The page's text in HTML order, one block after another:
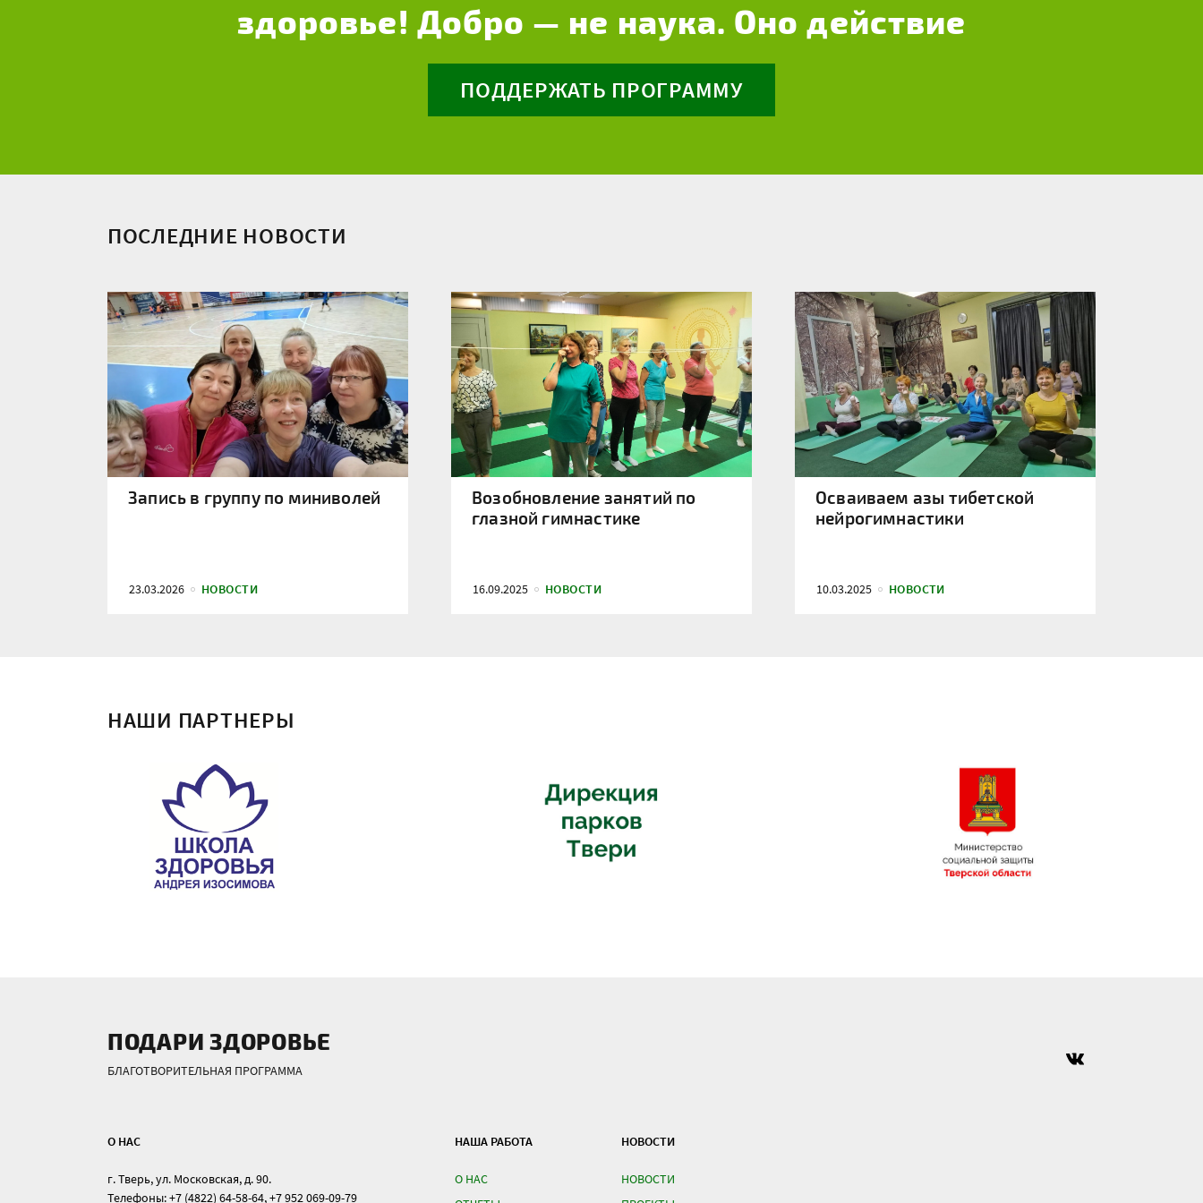
здоровье! Добро — не наука. Оно действие
ПОДДЕРЖАТЬ ПРОГРАММУ
ПОСЛЕДНИЕ НОВОСТИ
Запись в группу по миниволей
23.03.2026 НОВОСТИ
Возобновление занятий по
глазной гимнастике
16.09.2025 НОВОСТИ
Осваиваем азы тибетской
нейрогимнастики
10.03.2025 НОВОСТИ
НАШИ ПАРТНЕРЫ
ПОДАРИ ЗДОРОВЬЕ
БЛАГОТВОРИТЕЛЬНАЯ ПРОГРАММА
О НАС
г. Тверь, ул. Московская, д. 90.
Телефоны: +7 (4822) 64-58-64, +7 952 069-09-79
НАША РАБОТА
О НАС
НОВОСТИ
НОВОСТИ